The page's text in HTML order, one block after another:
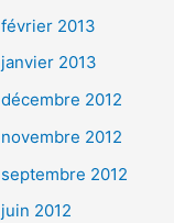
février 2013
janvier 2013
décembre 2012
novembre 2012
septembre 2012
juin 2012